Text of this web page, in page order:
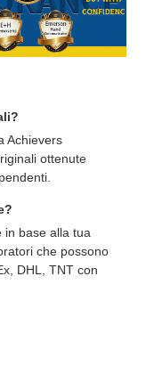
Achievers
ottenute
in base alla tua
che possono
DHL, TNT con